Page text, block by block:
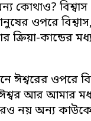
কোথাও?
ওপরে বিশ্বাস,
কান্ডের
ঈশ্বরের ওপরে
ঈশ্বর আর আমার
নয় অন্য কাউকে।